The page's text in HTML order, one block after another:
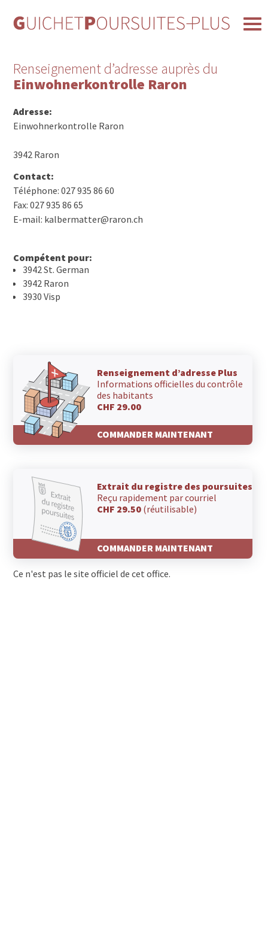
Renseignement d’adresse auprès du
Einwohnerkontrolle Raron
Adresse:
Einwohnerkontrolle Raron
3942 Raron
Contact:
Téléphone: 027 935 86 60
Fax: 027 935 86 65
E-mail: kalbermatter@raron.ch
Compétent pour:
3942 St. German
3942 Raron
3930 Visp
Renseignement d’adresse Plus
Informations officielles du contrôle
des habitants
CHF 29.00
COMMANDER MAINTENANT
Extrait du registre des poursuites
Reçu rapidement par courriel
CHF 29.50 (réutilisable)
COMMANDER MAINTENANT
Ce n'est pas le site officiel de cet office.